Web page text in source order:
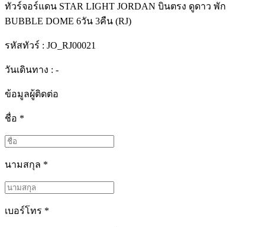
ทัวร์จอร์แดน STAR LIGHT JORDAN บินตรง ดูดาว พัก
BUBBLE DOME 6วัน 3คืน (RJ)
รหัสทัวร์ : JO_RJ00021
วันเดินทาง : -
ข้อมูลผู้ติดต่อ
ชื่อ *
นามสกุล *
เบอร์โทร *